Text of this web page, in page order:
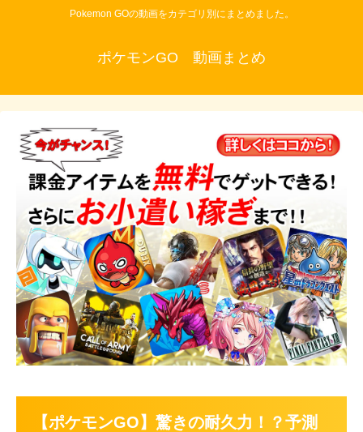
Pokemon GOの動画をカテゴリ別にまとめました。
ポケモンGO 動画まとめ
【ポケモンGO】驚きの耐久力！？予測